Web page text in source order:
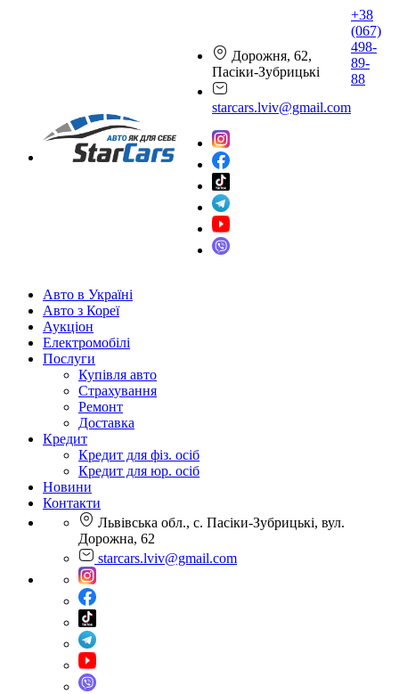
Дорожня, 62,
Пасіки-Зубрицькі
starcars.lviv@gmail.com
+38
(067)
498-
89-
88
Авто в Україні
Авто з Кореї
Аукціон
Електромобілі
Послуги
Купівля авто
Страхування
Ремонт
Доставка
Кредит
Кредит для фіз. осіб
Кредит для юр. осіб
Новини
Контакти
Львівська обл., с. Пасіки-Зубрицькі, вул.
Дорожна, 62
starcars.lviv@gmail.com